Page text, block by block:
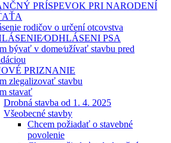
PRÍSPEVOK PRI NARODENÍ
rodičov o určení otcovstva
PSA
bývať v dome⁄užívať stavbu pred
PRIZNANIE
zlegalizovať stavbu
stavať
Drobná stavba od 1. 4. 2025
Všeobecné stavby
Chcem požiadať o stavebné
povolenie